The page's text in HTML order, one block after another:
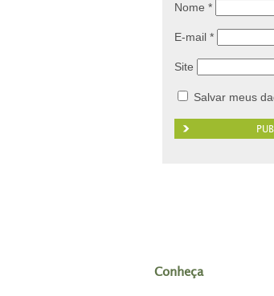
Nome *
E-mail *
Site
Salvar meus
Conheça